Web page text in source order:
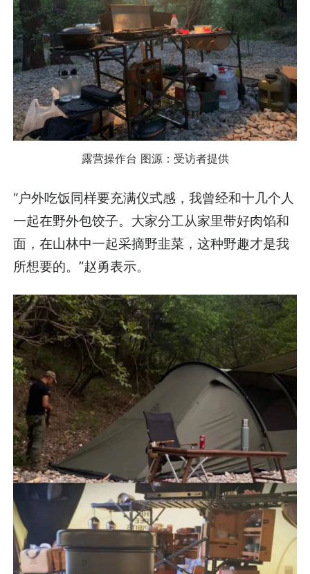
露营操作台 图源：受访者提供
“户外吃饭同样要充满仪式感，我曾经和十几个人
一起在野外包饺子。大家分工从家里带好肉馅和
面，在山林中一起采摘野韭菜，这种野趣才是我
所想要的。”赵勇表示。